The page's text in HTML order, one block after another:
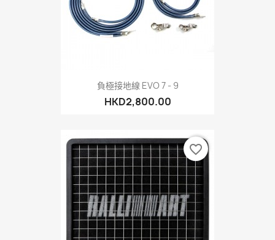
負極接地線 EVO 7 - 9
HKD2,800.00
favorite_border